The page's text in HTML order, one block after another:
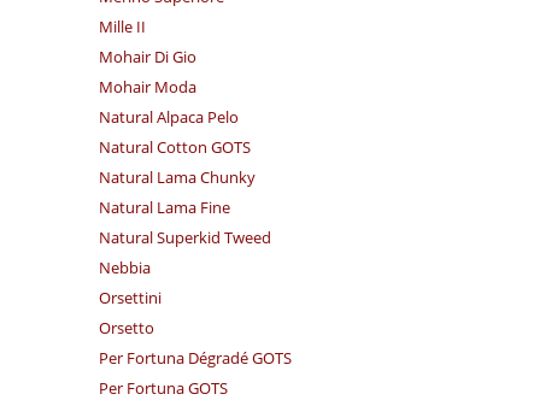
Mille II
Mohair Di Gio
Mohair Moda
Natural Alpaca Pelo
Natural Cotton GOTS
Natural Lama Chunky
Natural Lama Fine
Natural Superkid Tweed
Nebbia
Orsettini
Orsetto
Per Fortuna Dégradé GOTS
Per Fortuna GOTS